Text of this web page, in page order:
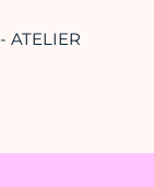
ATELIER